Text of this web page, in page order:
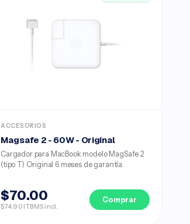
ACCESORIOS
Magsafe 2 - 60W - Original
Cargador para MacBook modelo MagSafe 2
(tipo T) Original 6 meses de garantía.
$70.00
$74.90 ITBMS incl.
Comprar